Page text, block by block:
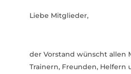
Liebe Mitglieder,
der Vorstand wünscht allen
Trainern, Freunden, Helfern